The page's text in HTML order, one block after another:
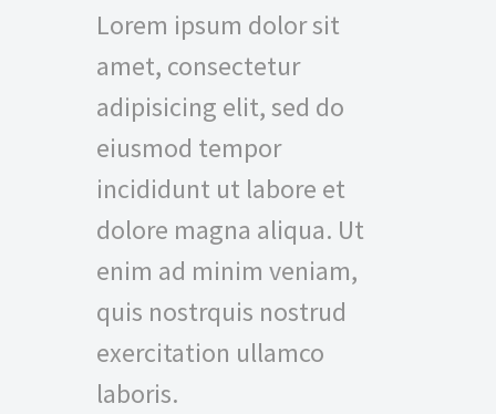
Lorem ipsum dolor sit
amet, consectetur
adipisicing elit, sed do
eiusmod tempor
incididunt ut labore et
dolore magna aliqua. Ut
enim ad minim veniam,
quis nostrquis nostrud
exercitation ullamco
laboris.